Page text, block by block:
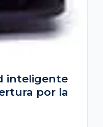
inteligente
por la